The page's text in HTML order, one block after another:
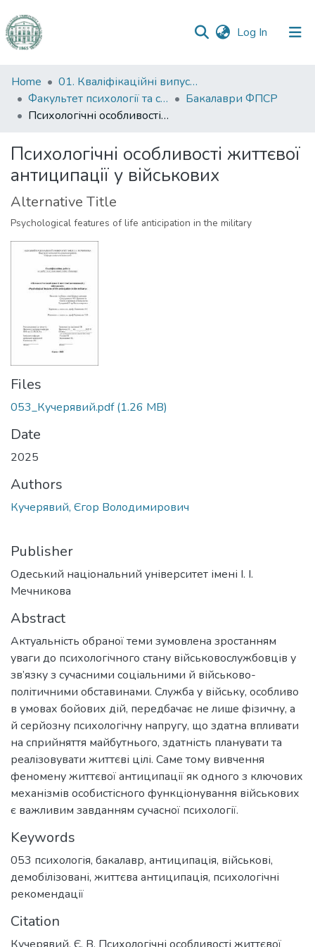
Log In (current)
Communities
&
Collections
Statistics
Home
01. Кваліфікаційні випускні роботи здобувачів вищої освіти
Факультет психології та соціальної роботи
Бакалаври ФПСР
Психологічні особливості життєвої антиципації у військових
Психологічні особливості життєвої
антиципації у військових
Alternative Title
Psychological features of life anticipation in the military
Files
053_Кучерявий.pdf(1.26 MB)
Date
2025
Authors
Кучерявий, Єгор Володимирович
Publisher
Одеський національний університет імені І. І.
Мечникова
Abstract
Актуальність обраної теми зумовлена зростанням
уваги до психологічного стану військовослужбовців у
зв’язку з сучасними соціальними й військово-
політичними обставинами. Служба у війську, особливо
в умовах бойових дій, передбачає не лише фізичну, а
й серйозну психологічну напругу, що здатна впливати
на сприйняття майбутнього, здатність планувати та
реалізовувати життєві цілі. Саме тому вивчення
феномену життєвої антиципації як одного з ключових
механізмів особистісного функціонування військових
є важливим завданням сучасної психології.
Keywords
053 психологія, бакалавр, антиципація, військові,
демобілізовані, життєва антиципація, психологічні
рекомендації
Citation